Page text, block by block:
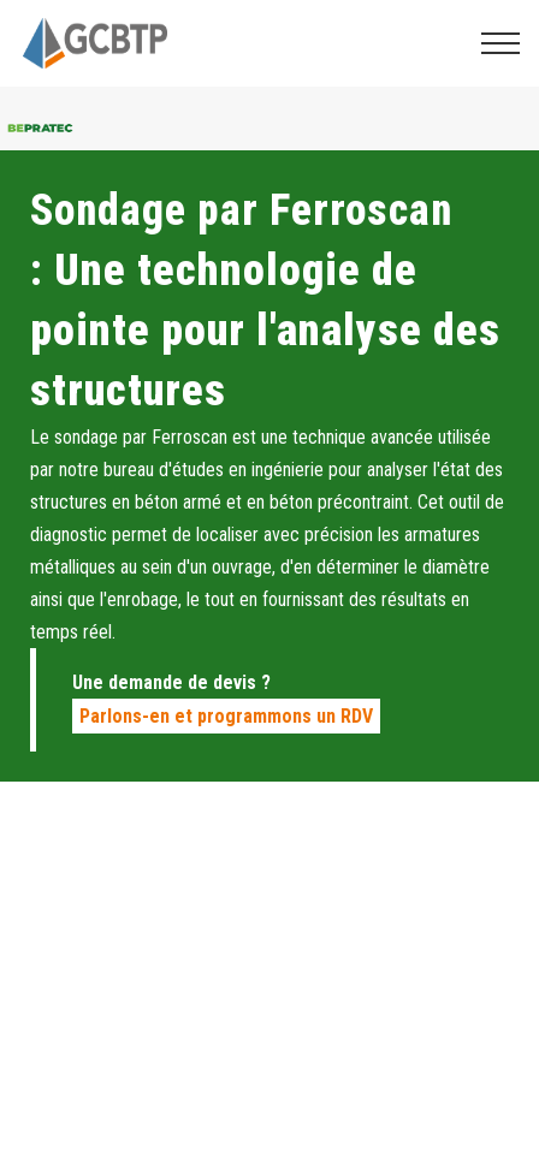
Sondage par Ferroscan
: Une technologie de
pointe pour l'analyse des
structures
Le sondage par Ferroscan est une technique avancée utilisée
par notre bureau d'études en ingénierie pour analyser l'état des
structures en béton armé et en béton précontraint. Cet outil de
diagnostic permet de localiser avec précision les armatures
métalliques au sein d'un ouvrage, d'en déterminer le diamètre
ainsi que l'enrobage, le tout en fournissant des résultats en
temps réel.
Une demande de devis ?
Parlons-en et programmons un RDV